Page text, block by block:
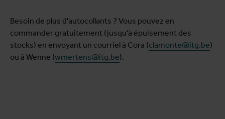
Besoin de plus d'autocollants ? Vous pouvez en
commander gratuitement (jusqu'à épuisement des
stocks) en envoyant un courriel à Cora (clamonte@itg.be)
ou à Wenne (wmertens@itg.be).